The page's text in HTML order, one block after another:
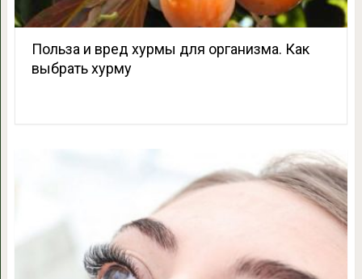
Польза и вред хурмы для организма. Как
выбрать хурму